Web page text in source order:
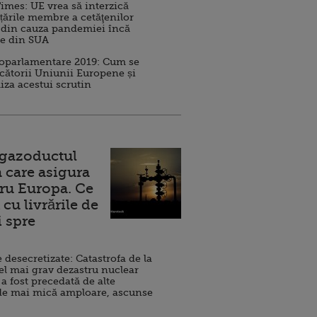
UE vrea să interzică
membre a cetăţenilor
cauza pandemiei încă
din SUA
2019: Cum se
Uniunii Europene și
acestui scrutin
asigura
Europa. Ce
cu livrările de
spre
desecretizate: Catastrofa de la
mai grav dezastru nuclear
fost precedată de alte
mai mică amploare, ascunse